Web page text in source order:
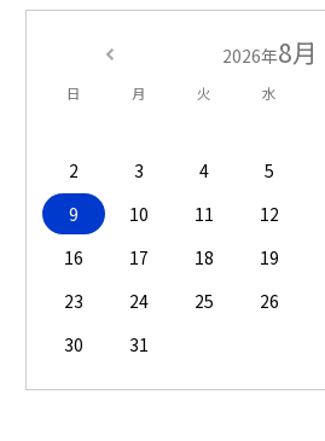
2026年8月
日 月 火 水
2
3 4 5
9
10 11 12
16
17 18 19
23
24 25 26
30
31